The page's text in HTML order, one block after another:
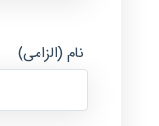
نام (الزامی)